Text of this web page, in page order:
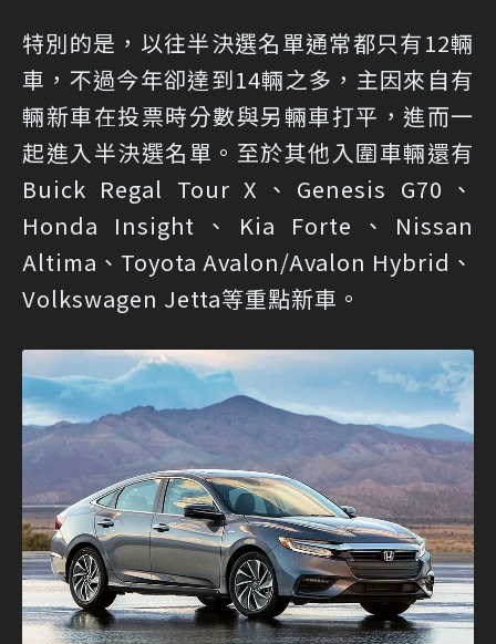
特別的是，以往半決選名單通常都只有12輛
車，不過今年卻達到14輛之多，主因來自有
輛新車在投票時分數與另輛車打平，進而一
起進入半決選名單。至於其他入圍車輛還有
Buick Regal Tour X、Genesis G70、
Honda Insight、Kia Forte、Nissan
Altima、Toyota Avalon/Avalon Hybrid、
Volkswagen Jetta等重點新車。